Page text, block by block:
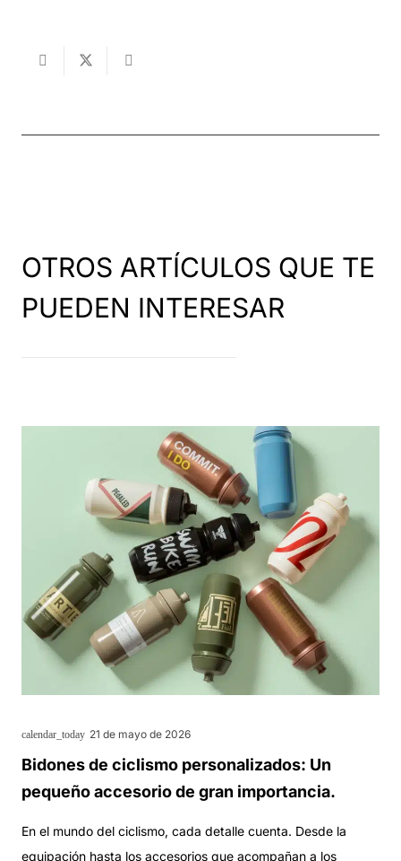
OTROS ARTÍCULOS QUE TE
PUEDEN INTERESAR
calendar_today 21 de mayo de 2026
Bidones de ciclismo personalizados: Un
pequeño accesorio de gran importancia.
En el mundo del ciclismo, cada detalle cuenta. Desde la
equipación hasta los accesorios que acompañan a los